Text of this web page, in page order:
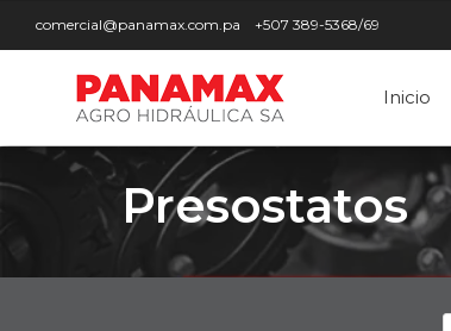
comercial@panamax.com.pa +507 389-5368/69
Inicio
Presostatos